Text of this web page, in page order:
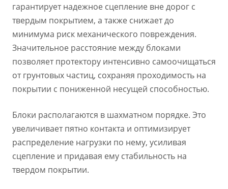
гарантирует надежное сцепление вне дорог с
твердым покрытием, а также снижает до
минимума риск механического повреждения.
Значительное расстояние между блоками
позволяет протектору интенсивно самоочищаться
от грунтовых частиц, сохраняя проходимость на
покрытии с пониженной несущей способностью.
Блоки располагаются в шахматном порядке. Это
увеличивает пятно контакта и оптимизирует
распределение нагрузки по нему, усиливая
сцепление и придавая ему стабильность на
твердом покрытии.